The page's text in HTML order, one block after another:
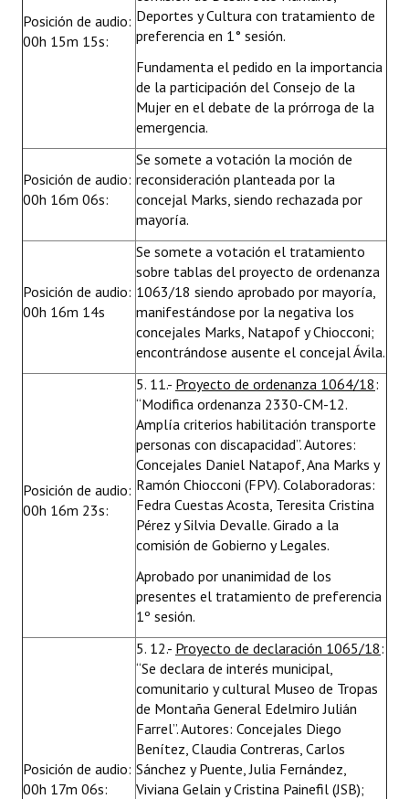
Posición de audio:
00h 15m 15s:
Deportes y Cultura con tratamiento de
preferencia en 1° sesión.
Fundamenta el pedido en la importancia
de la participación del Consejo de la
Mujer en el debate de la prórroga de la
emergencia.
Posición de audio:
00h 16m 06s:
Se somete a votación la moción de
reconsideración planteada por la
concejal Marks, siendo rechazada por
mayoría.
Posición de audio:
00h 16m 14s
Se somete a votación el tratamiento
sobre tablas del proyecto de ordenanza
1063/18 siendo aprobado por mayoría,
manifestándose por la negativa los
concejales Marks, Natapof y Chiocconi;
encontrándose ausente el concejal Ávila.
Posición de audio:
00h 16m 23s:
5. 11.- Proyecto de ordenanza 1064/18:
“Modifica ordenanza 2330-CM-12.
Amplía criterios habilitación transporte
personas con discapacidad”. Autores:
Concejales Daniel Natapof, Ana Marks y
Ramón Chiocconi (FPV). Colaboradoras:
Fedra Cuestas Acosta, Teresita Cristina
Pérez y Silvia Devalle. Girado a la
comisión de Gobierno y Legales.
Aprobado por unanimidad de los
presentes el tratamiento de preferencia
1º sesión.
Posición de audio:
00h 17m 06s:
5. 12.- Proyecto de declaración 1065/18:
“Se declara de interés municipal,
comunitario y cultural Museo de Tropas
de Montaña General Edelmiro Julián
Farrel”. Autores: Concejales Diego
Benítez, Claudia Contreras, Carlos
Sánchez y Puente, Julia Fernández,
Viviana Gelain y Cristina Painefil (JSB);